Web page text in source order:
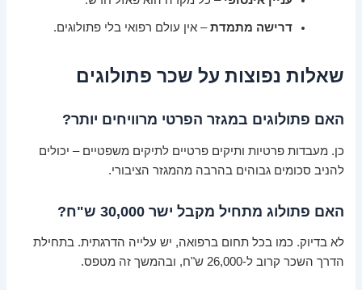
דרישה מתמדת– אין עולם רפואי בלי פתולוגים.
שאלות נפוצות על שכר פתולוגים
האם פתולוגים במגזר הפרטי מרוויחים יותר?
כן. מעבדות פרטיות ותיקים פרטיים לתיקים משפטיים – יכולים
להניב סכומים גבוהים בהרבה מהמגזר הציבורי.
האם פתולוג מתחיל מקבל ישר 30,000 ש"ח?
לא בדיוק. כמו בכל תחום ברפואה, יש עלייה הדרגתית. בתחילת
הדרך השכר קרוב ל-26,000 ש"ח, ובהמשך זה מטפס.